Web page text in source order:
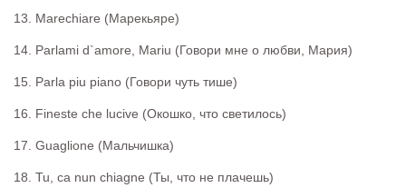
13. Marechiare (Марекьяре)
14. Parlami d`amore, Mariu (Говори мне о любви, Мария)
15. Parla piu piano (Говори чуть тише)
16. Fineste che lucive (Окошко, что светилось)
17. Guaglione (Мальчишка)
18. Tu, ca nun chiagne (Ты, что не плачешь)